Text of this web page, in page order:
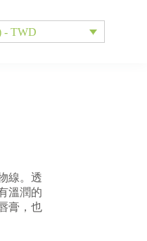
- TWD
線。透
溫潤的
膏，也